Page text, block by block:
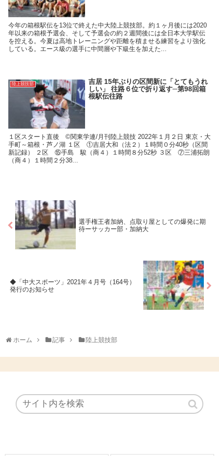
今年の箱根駅伝を13位で終えた中大陸上競技部。約１ヶ月後には2020
年以来の箱根予選会、そして予選会の約２週間後には全日本大学駅伝
を控える。今夏は高地トレーニングや距離を積ませる練習をより強化
している。エース級の選手に中間層や下級生を加えた...
陸上競技部
吉居 15年ぶりの区間新に「とてもうれ
しい」 往路６位で折り返す─第98回箱
根駅伝往路
１区スタート直後 ©関東学連/月刊陸上競技 2022年１月２日 東京・大
手町～箱根・芦ノ湖 １区 ①吉居大和（法２）１時間０分40秒（区間
新記録） ２区 ⑮手島 駿（商４）１時間８分52秒 ３区 ⑦三浦拓朗
（商４）１時間２分38...
選手権王者加納、点取り屋としての爆発に期
待ーサッカー部・加納大
◆「中大スポーツ」2021年４月号（164号）
発行のお知らせ
ホーム 記事 陸上競技部